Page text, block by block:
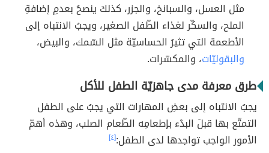
مثل العسل، والسبانخ، والجزر، كذلكَ ينصحُ بعدمِ إضافةِ
الملح، والسكّر لغذاء الطّفل الصغير، ويجبُ الانتباه إلى
الأطعمة التي تثيرُ الحساسيّة مثل السّمك، والبيض،
والبقوليّات، والمكسّرات.
طرق معرفة مدى جاهزيّة الطفل للأكل
يجبُ الانتباه إلى بعضِ المهارات التي يجبُ على الطفل
التمتّع بها قبلَ البدْء بإطعامِه الطّعام الصلب، وهذه أهمّ
الأمور الواجب تواجدها لدى الطفل:[٤]